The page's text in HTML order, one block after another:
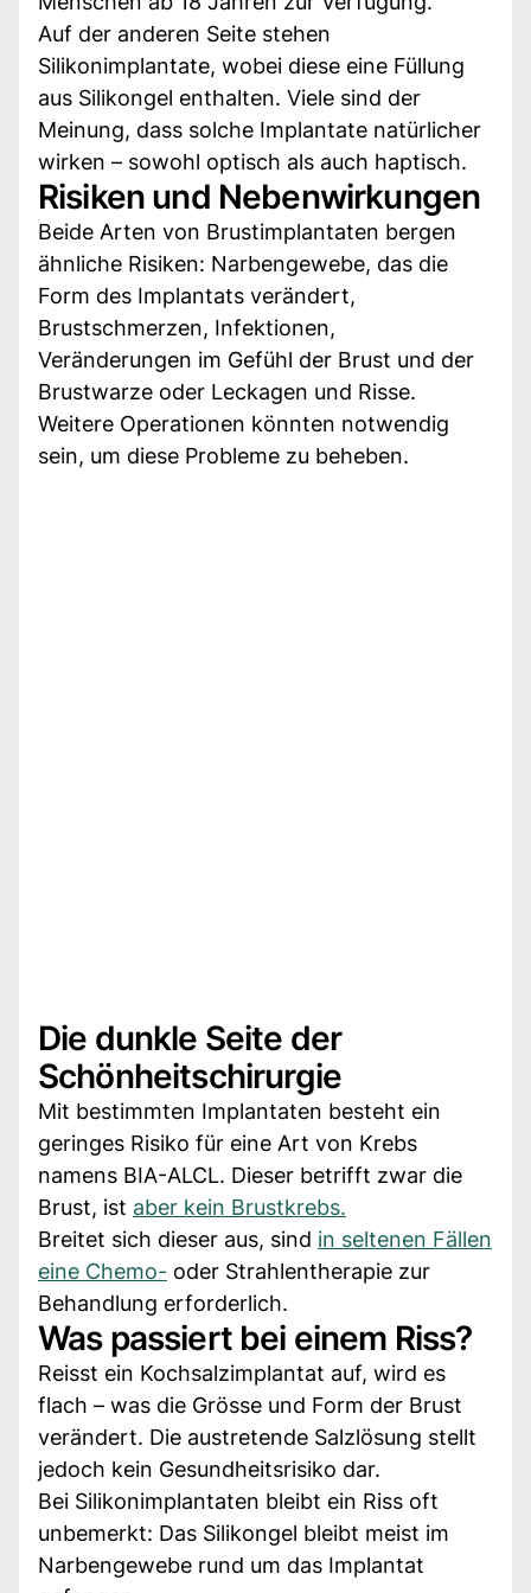
Auf der anderen Seite stehen
Silikonimplantate, wobei diese eine Füllung
aus Silikongel enthalten. Viele sind der
Meinung, dass solche Implantate natürlicher
wirken – sowohl optisch als auch haptisch.
Risiken und Nebenwirkungen
Beide Arten von Brustimplantaten bergen
ähnliche Risiken: Narbengewebe, das die
Form des Implantats verändert,
Brustschmerzen, Infektionen,
Veränderungen im Gefühl der Brust und der
Brustwarze oder Leckagen und Risse.
Weitere Operationen könnten notwendig
sein, um diese Probleme zu beheben.
Die dunkle Seite der
Schönheitschirurgie
Mit bestimmten Implantaten besteht ein
geringes Risiko für eine Art von Krebs
namens BIA-ALCL. Dieser betrifft zwar die
Brust, ist aber kein Brustkrebs.
Breitet sich dieser aus, sind in seltenen Fällen
eine Chemo- oder Strahlentherapie zur
Behandlung erforderlich.
Was passiert bei einem Riss?
Reisst ein Kochsalzimplantat auf, wird es
flach – was die Grösse und Form der Brust
verändert. Die austretende Salzlösung stellt
jedoch kein Gesundheitsrisiko dar.
Bei Silikonimplantaten bleibt ein Riss oft
unbemerkt: Das Silikongel bleibt meist im
Narbengewebe rund um das Implantat